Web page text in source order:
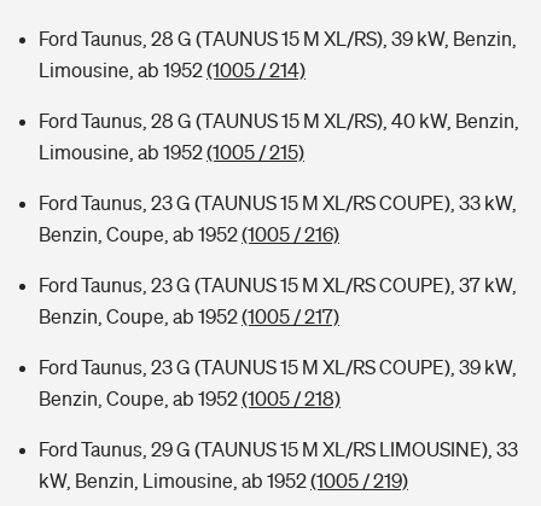
Ford Taunus, 28 G (TAUNUS 15 M XL/RS), 39 kW, Benzin,
Limousine, ab 1952(1005 / 214)
Ford Taunus, 28 G (TAUNUS 15 M XL/RS), 40 kW, Benzin,
Limousine, ab 1952(1005 / 215)
Ford Taunus, 23 G (TAUNUS 15 M XL/RS COUPE), 33 kW,
Benzin, Coupe, ab 1952(1005 / 216)
Ford Taunus, 23 G (TAUNUS 15 M XL/RS COUPE), 37 kW,
Benzin, Coupe, ab 1952(1005 / 217)
Ford Taunus, 23 G (TAUNUS 15 M XL/RS COUPE), 39 kW,
Benzin, Coupe, ab 1952(1005 / 218)
Ford Taunus, 29 G (TAUNUS 15 M XL/RS LIMOUSINE), 33
kW, Benzin, Limousine, ab 1952(1005 / 219)